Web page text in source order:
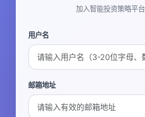
加入智能投资策略平台
用户名
邮箱地址